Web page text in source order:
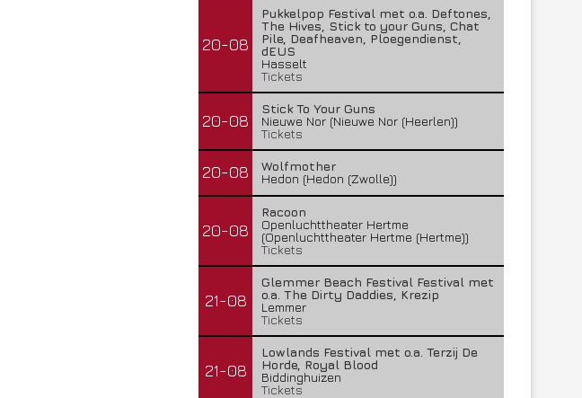
20-08
Pukkelpop Festival met o.a. Deftones,
The Hives, Stick to your Guns, Chat
Pile, Deafheaven, Ploegendienst,
dEUS
Hasselt
Tickets
20-08
Stick To Your Guns
Nieuwe Nor (Nieuwe Nor (Heerlen))
Tickets
20-08
Wolfmother
Hedon (Hedon (Zwolle))
20-08
Racoon
Openluchttheater Hertme
(Openluchttheater Hertme (Hertme))
Tickets
21-08
Glemmer Beach Festival Festival met
o.a. The Dirty Daddies, Krezip
Lemmer
Tickets
21-08
Lowlands Festival met o.a. Terzij De
Horde, Royal Blood
Biddinghuizen
Tickets